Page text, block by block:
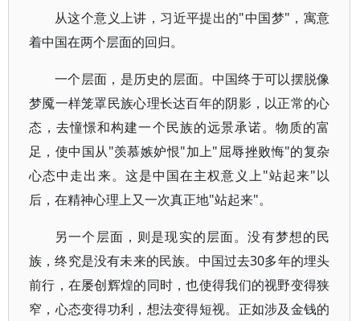
从这个意义上讲，习近平提出的"中国梦"，寓意
着中国在两个层面的回归。
一个层面，是历史的层面。中国终于可以摆脱像
梦魇一样笼罩民族心理长达百年的阴影，以正常的心
态，去憧憬和构建一个民族的远景承诺。物质的富
足，使中国从"羡慕嫉妒恨"加上"屈辱挫败悔"的复杂
心态中走出来。这是中国在主权意义上"站起来"以
后，在精神心理上又一次真正地"站起来"。
另一个层面，则是现实的层面。没有梦想的民
族，终究是没有未来的民族。中国过去30多年的埋头
前行，在屡创辉煌的同时，也使得我们的视野变得狭
窄，心态变得功利，想法变得短视。正如涉及金钱的